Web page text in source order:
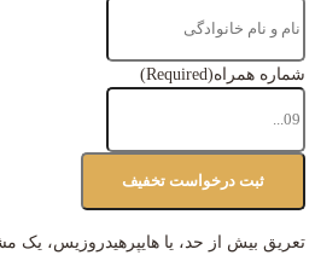
شماره همراه(Required)
تعریق بیش از حد، یا هایپرهیدروزیس،